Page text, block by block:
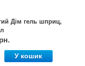
Дім гель шприц,
У кошик